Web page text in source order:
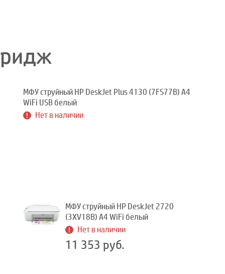
МФУ струйный HP DeskJet Plus 4130 (7FS77B) A4
WiFi USB белый
Нет в наличии
МФУ струйный HP DeskJet 2720
(3XV18B) A4 WiFi белый
Нет в наличии
11 353 руб.